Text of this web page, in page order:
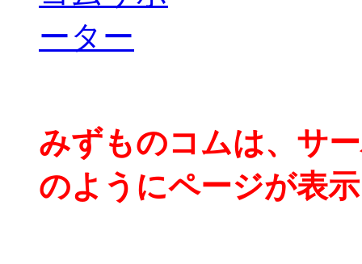
みずものコムは、サ
のようにページが表